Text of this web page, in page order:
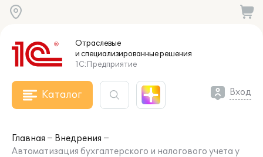
Отраслевые
и специализированныерешения
1С:Предприятие
Каталог Вход
Главная
Внедрения
Автоматизация бухгалтерского и налогового учета у